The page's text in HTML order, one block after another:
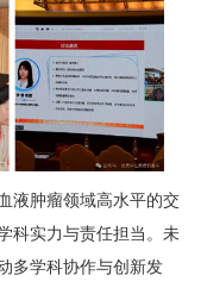
液肿瘤领域高水平的交
科实力与责任担当。未
多学科协作与创新发